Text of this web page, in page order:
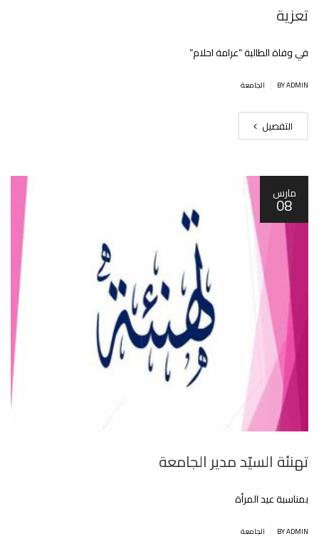
تعزية
في وفاة الطالبة “عرامة احلام”
BY ADMIN الجامعة
التفصيل
مارس
08
تهنئة السيّد مدير الجامعة
بمناسبة عيد المرأة
BY ADMIN الجامعة